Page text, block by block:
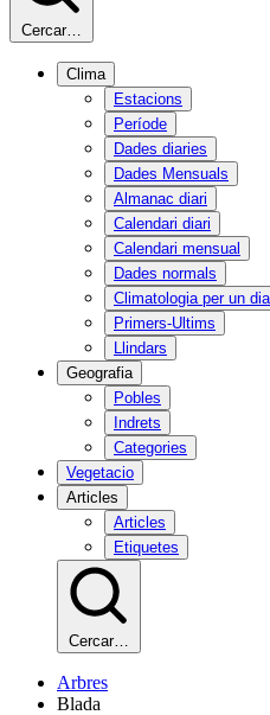
Cercar…
Clima
Estacions
Període
Dades diaries
Dades Mensuals
Almanac diari
Calendari diari
Calendari mensual
Dades normals
Climatologia per un dia
Primers-Ultims
Llindars
Geografia
Pobles
Indrets
Categories
Vegetacio
Articles
Articles
Etiquetes
Cercar…
Arbres
Blada